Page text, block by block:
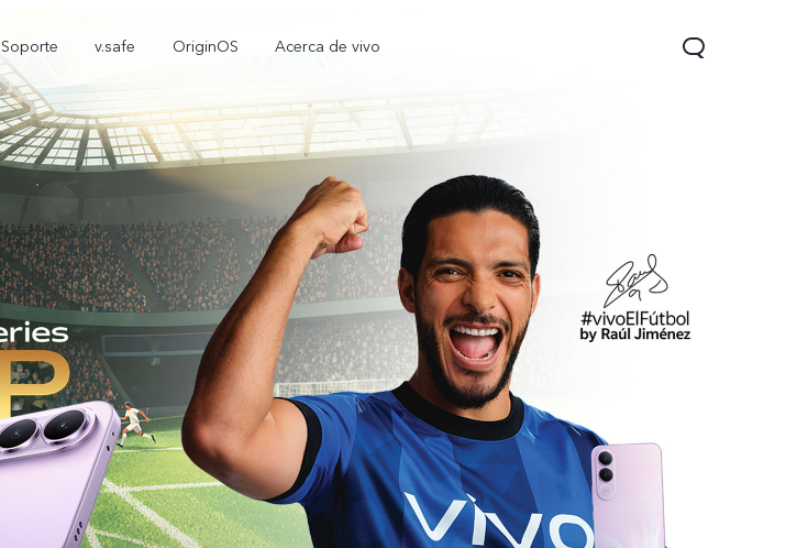
Soporte v.safe OriginOS Acerca de vivo
Y05 T5 Pro nuevo T5